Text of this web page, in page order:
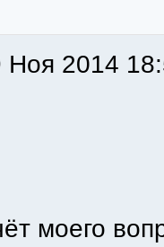
Ноя 2014
моего